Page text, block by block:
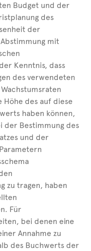
Budget und der
des
der
mit
Kenntnis, dass
des verwendeten
des auf diese
haben können,
der Bestimmung des
und der
zu tragen, haben
Für
bei denen eine
Annahme zu
des Buchwerts der